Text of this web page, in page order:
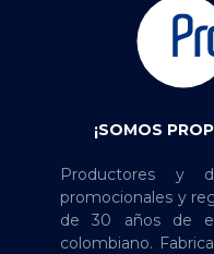
¡SOMOS
Productores y
promocionales y
de 30 años de
colombiano.